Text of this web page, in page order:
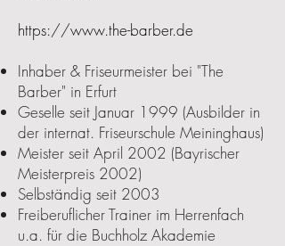
https://www.the-barber.de
Inhaber & Friseurmeister bei "The
Barber" in Erfurt
Geselle seit Januar 1999 (Ausbilder in
der internat. Friseurschule Meininghaus)
Meister seit April 2002 (Bayrischer
Meisterpreis 2002)
Selbständig seit 2003
Freiberuflicher Trainer im Herrenfach
u.a. für die Buchholz Akademie